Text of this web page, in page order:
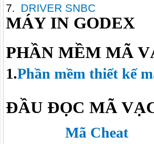
7. DRIVER SNBC
MÁY IN GODEX
PHẦN MỀM MÃ
1.Phần mềm thiết kế
ĐẦU ĐỌC MÃ
Mã Cheat